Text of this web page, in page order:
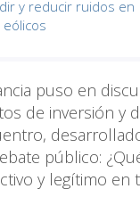
y reducir ruidos en
puso en
de inversión y
público:
y legítimo en